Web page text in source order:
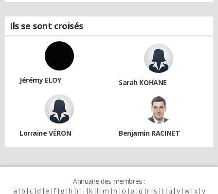
Ils se sont croisés
Jérémy ELOY Sarah KOHANE
Lorraine VÉRON Benjamin RACINET
Annuaire des membres :
a b c d e f g h i j k l m n o p q r s t u v w x y